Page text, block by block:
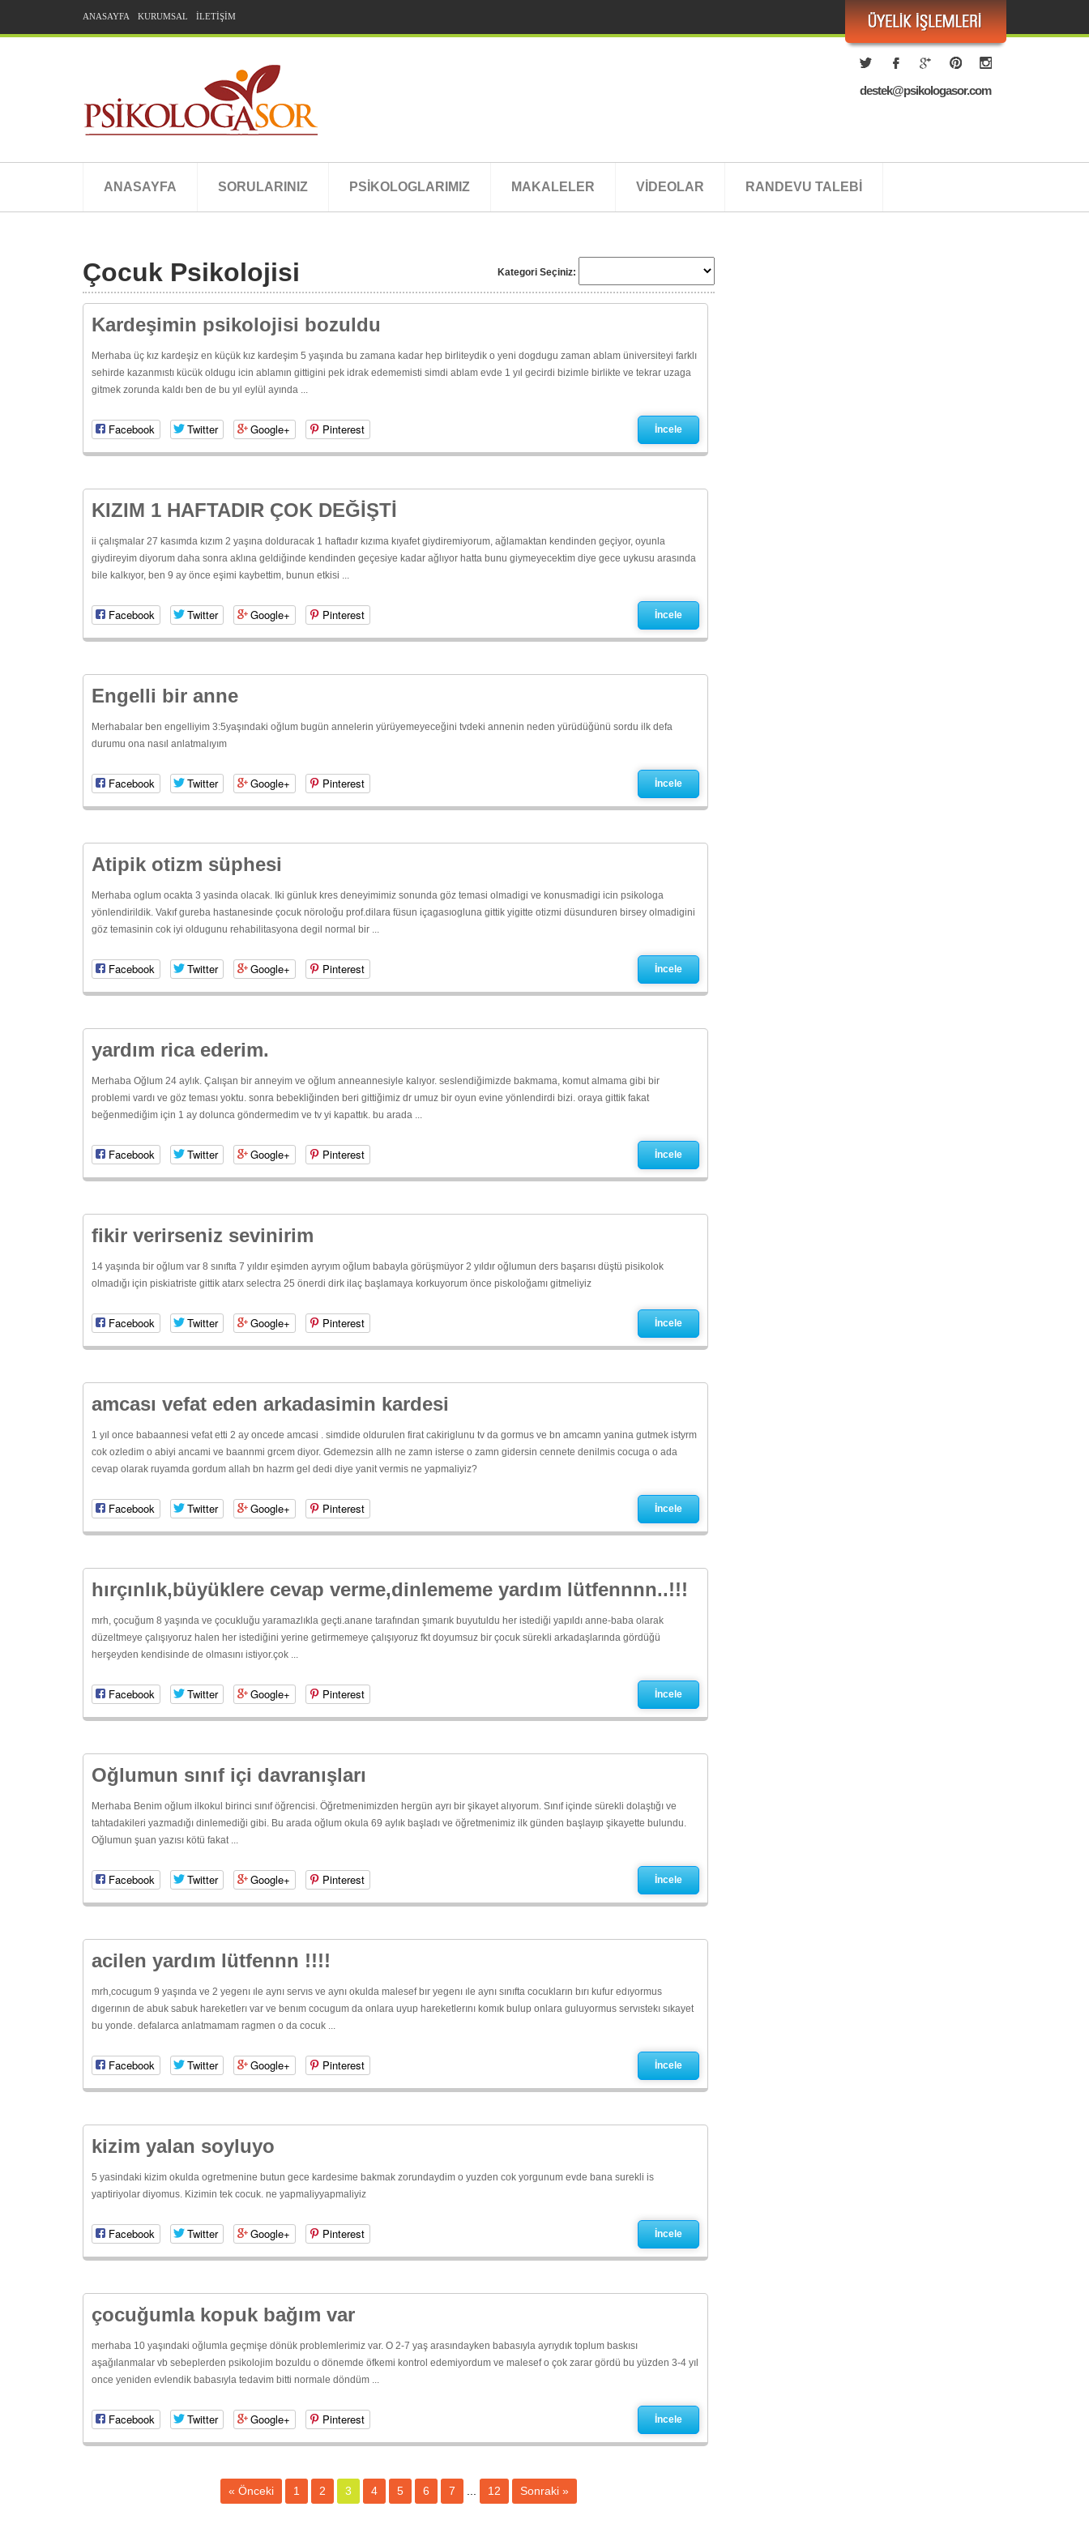
ANASAYFA KURUMSAL İLETİŞİM
destek@psikologasor.com
ANASAYFA SORULARINIZ PSİKOLOGLARIMIZ MAKALELER VİDEOLAR RANDEVU TALEBİ
Çocuk Psikolojisi Kategori Seçiniz:
Kardeşimin psikolojisi bozuldu
Merhaba üç kız kardeşiz en küçük kız kardeşim 5 yaşında bu zamana kadar hep birliteydik o yeni dogdugu zaman ablam üniversiteyi farklı
sehirde kazanmıstı kücük oldugu icin ablamın gittigini pek idrak edememisti simdi ablam evde 1 yıl gecirdi bizimle birlikte ve tekrar uzaga
gitmek zorunda kaldı ben de bu yıl eylül ayında ...
Facebook Twitter Google+ Pinterest İncele
KIZIM 1 HAFTADIR ÇOK DEĞİŞTİ
ii çalışmalar 27 kasımda kızım 2 yaşına dolduracak 1 haftadır kızıma kıyafet giydiremiyorum, ağlamaktan kendinden geçiyor, oyunla
giydireyim diyorum daha sonra aklına geldiğinde kendinden geçesiye kadar ağlıyor hatta bunu giymeyecektim diye gece uykusu arasında
bile kalkıyor, ben 9 ay önce eşimi kaybettim, bunun etkisi ...
Facebook Twitter Google+ Pinterest İncele
Engelli bir anne
Merhabalar ben engelliyim 3:5yaşındaki oğlum bugün annelerin yürüyemeyeceğini tvdeki annenin neden yürüdüğünü sordu ilk defa
durumu ona nasıl anlatmalıyım
Facebook Twitter Google+ Pinterest İncele
Atipik otizm süphesi
Merhaba oglum ocakta 3 yasinda olacak. Iki günluk kres deneyimimiz sonunda göz temasi olmadigi ve konusmadigi icin psikologa
yönlendirildik. Vakıf gureba hastanesinde çocuk nöroloğu prof.dilara füsun içagasıogluna gittik yigitte otizmi düsunduren birsey olmadigini
göz temasinin cok iyi oldugunu rehabilitasyona degil normal bir ...
Facebook Twitter Google+ Pinterest İncele
yardım rica ederim.
Merhaba Oğlum 24 aylık. Çalışan bir anneyim ve oğlum anneannesiyle kalıyor. seslendiğimizde bakmama, komut almama gibi bir
problemi vardı ve göz teması yoktu. sonra bebekliğinden beri gittiğimiz dr umuz bir oyun evine yönlendirdi bizi. oraya gittik fakat
beğenmediğim için 1 ay dolunca göndermedim ve tv yi kapattık. bu arada ...
Facebook Twitter Google+ Pinterest İncele
fikir verirseniz sevinirim
14 yaşında bir oğlum var 8 sınıfta 7 yıldır eşimden ayryım oğlum babayla görüşmüyor 2 yıldır oğlumun ders başarısı düştü pisikolok
olmadığı için piskiatriste gittik atarx selectra 25 önerdi dirk ilaç başlamaya korkuyorum önce piskoloğamı gitmeliyiz
Facebook Twitter Google+ Pinterest İncele
amcası vefat eden arkadasimin kardesi
1 yıl once babaannesi vefat etti 2 ay oncede amcasi . simdide oldurulen firat cakiriglunu tv da gormus ve bn amcamn yanina gutmek istyrm
cok ozledim o abiyi ancami ve baannmi grcem diyor. Gdemezsin allh ne zamn isterse o zamn gidersin cennete denilmis cocuga o ada
cevap olarak ruyamda gordum allah bn hazrm gel dedi diye yanit vermis ne yapmaliyiz?
Facebook Twitter Google+ Pinterest İncele
hırçınlık,büyüklere cevap verme,dinlememe yardım lütfennnn..!!!
mrh, çocuğum 8 yaşında ve çocukluğu yaramazlıkla geçti.anane tarafından şımarık buyutuldu her istediği yapıldı anne-baba olarak
düzeltmeye çalışıyoruz halen her istediğini yerine getirmemeye çalışıyoruz fkt doyumsuz bir çocuk sürekli arkadaşlarında gördüğü
herşeyden kendisinde de olmasını istiyor.çok ...
Facebook Twitter Google+ Pinterest İncele
Oğlumun sınıf içi davranışları
Merhaba Benim oğlum ilkokul birinci sınıf öğrencisi. Öğretmenimizden hergün ayrı bir şikayet alıyorum. Sınıf içinde sürekli dolaştığı ve
tahtadakileri yazmadığı dinlemediği gibi. Bu arada oğlum okula 69 aylık başladı ve öğretmenimiz ilk günden başlayıp şikayette bulundu.
Oğlumun şuan yazısı kötü fakat ...
Facebook Twitter Google+ Pinterest İncele
acilen yardım lütfennn !!!!
mrh,cocugum 9 yaşında ve 2 yegenı ıle aynı servıs ve aynı okulda malesef bır yegenı ıle aynı sınıfta cocukların bırı kufur edıyormus
dıgerının de abuk sabuk hareketlerı var ve benım cocugum da onlara uyup hareketlerını komık bulup onlara guluyormus servıstekı sıkayet
bu yonde. defalarca anlatmamam ragmen o da cocuk ...
Facebook Twitter Google+ Pinterest İncele
kizim yalan soyluyo
5 yasindaki kizim okulda ogretmenine butun gece kardesime bakmak zorundaydim o yuzden cok yorgunum evde bana surekli is
yaptiriyolar diyomus. Kizimin tek cocuk. ne yapmaliyyapmaliyiz
Facebook Twitter Google+ Pinterest İncele
çocuğumla kopuk bağım var
merhaba 10 yaşındaki oğlumla geçmişe dönük problemlerimiz var. O 2-7 yaş arasındayken babasıyla ayrıydık toplum baskısı
aşağılanmalar vb sebeplerden psikolojim bozuldu o dönemde öfkemi kontrol edemiyordum ve malesef o çok zarar gördü bu yüzden 3-4 yıl
once yeniden evlendik babasıyla tedavim bitti normale döndüm ...
Facebook Twitter Google+ Pinterest İncele
« Önceki 1 2 3 4 5 6 7 12 Sonraki »